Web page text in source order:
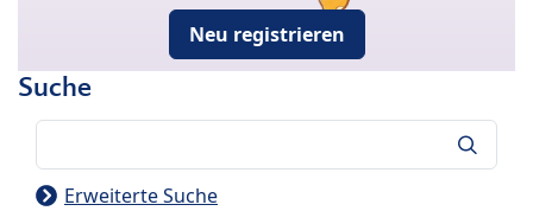
Neu registrieren
Suche
Erweiterte Suche